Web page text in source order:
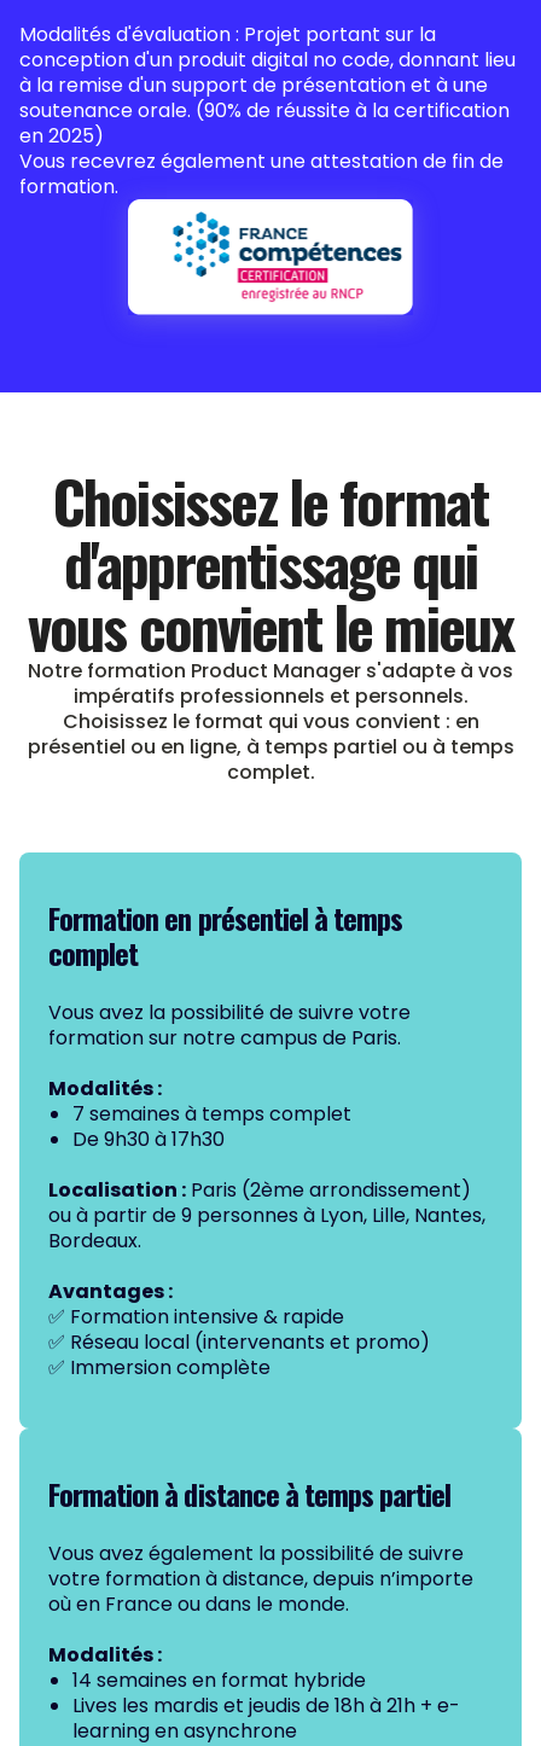
Modalités d'évaluation : Projet portant sur la
conception d'un produit digital no code, donnant lieu
à la remise d'un support de présentation et à une
soutenance orale. (90% de réussite à la certification
en 2025)
Vous recevrez également une attestation de fin de
formation.
Choisissez le format
d'apprentissage qui
vous convient le mieux
Notre formation Product Manager s'adapte à vos
impératifs professionnels et personnels.
Choisissez le format qui vous convient : en
présentiel ou en ligne, à temps partiel ou à temps
complet.
Formation en présentielà temps
complet
Vous avez la possibilité de suivre votre
formation sur notre campus de Paris.
Modalités :
7 semaines à temps complet
De 9h30 à 17h30
Localisation : Paris (2ème arrondissement)
ou à partir de 9 personnes à Lyon, Lille, Nantes,
Bordeaux.
Avantages :
✅ Formation intensive & rapide
✅ Réseau local (intervenants et promo)
✅ Immersion complète
Formation à distanceà temps partiel
Vous avez également la possibilité de suivre
votre formation à distance, depuis n’importe
où en France ou dans le monde.
Modalités :
14 semaines en format hybride
Lives les mardis et jeudis de 18h à 21h + e-
learning en asynchrone